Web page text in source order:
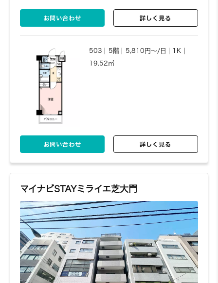
お問い合わせ 詳しく見る
503 5階 5,810円～/日
1K
19.52㎡
お問い合わせ 詳しく見る
マイナビSTAYミライエ芝大門